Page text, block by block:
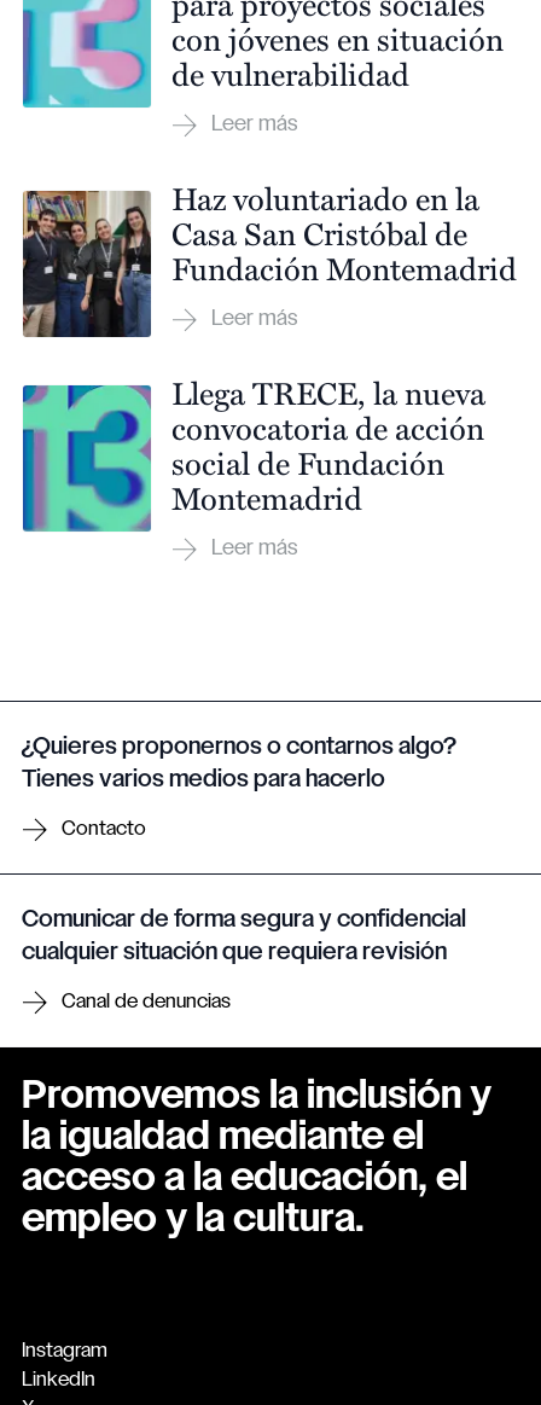
con jóvenes en situación
de vulnerabilidad
Haz voluntariado en la
Casa San Cristóbal de
Fundación Montemadrid
Llega TRECE, la nueva
convocatoria de acción
social de Fundación
Montemadrid
¿Quieres proponernos o contarnos algo?
Tienes varios medios para hacerlo
Contacto
Comunicar de forma segura y confidencial
cualquier situación que requiera revisión
Canal de denuncias
Promovemos la inclusión y
la igualdad mediante el
acceso a la educación, el
empleo y la cultura.
Instagram
LinkedIn